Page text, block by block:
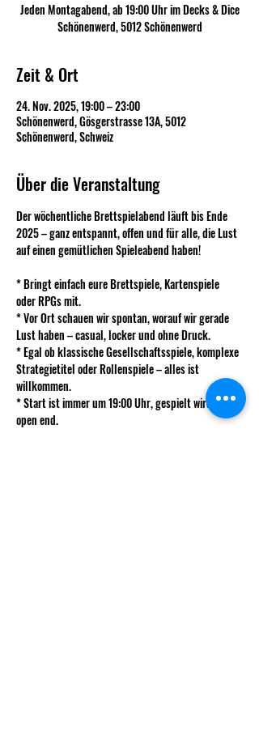
Jeden Montagabend, ab 19:00 Uhr im Decks & Dice
Schönenwerd, 5012 Schönenwerd
Zeit & Ort
24. Nov. 2025, 19:00 – 23:00
Schönenwerd, Gösgerstrasse 13A, 5012
Schönenwerd, Schweiz
Über die Veranstaltung
Der wöchentliche Brettspielabend läuft bis Ende
2025 – ganz entspannt, offen und für alle, die Lust
auf einen gemütlichen Spieleabend haben!
* Bringt einfach eure Brettspiele, Kartenspiele
oder RPGs mit.
* Vor Ort schauen wir spontan, worauf wir gerade
Lust haben – casual, locker und ohne Druck.
* Egal ob klassische Gesellschaftsspiele, komplexe
Strategietitel oder Rollenspiele – alles ist
willkommen.
* Start ist immer um 19:00 Uhr, gespielt wird bis
open end.